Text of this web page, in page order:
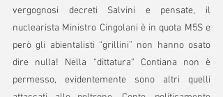
vergognosi decreti Salvini e pensate, il
nuclearista Ministro Cingolani è in quota M5S e
però gli abientalisti “grillini” non hanno osato
dire nulla! Nella “dittatura” Contiana non è
permesso, evidentemente sono altri quelli